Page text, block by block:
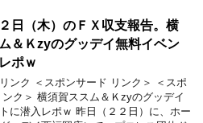
日（木）のＦＸ収支報告。横
＆Ｋzyのグッデイ無料イベン
ポｗ
ンク ＜スポンサード リンク＞ ＜スポ
ク＞ 横須賀ススム＆Ｋzyのグッデイ
に潜入レポｗ 昨日（２２日）に、ホー